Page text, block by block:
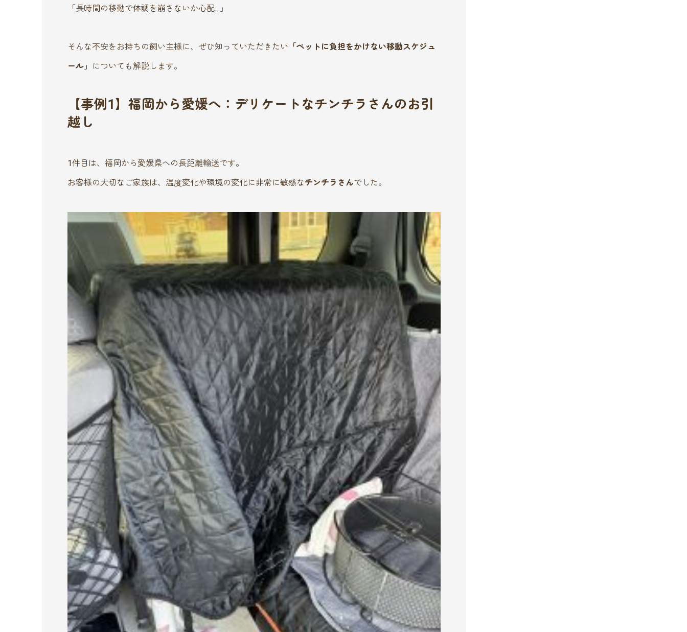
「長時間の移動で体調を崩さないか心配…」
そんな不安をお持ちの飼い主様に、ぜひ知っていただきたい 「ペットに負担をかけない移動スケジュ
ール」
についても解説します。
【事例1】福岡から愛媛へ：デリケートなチンチラさんのお引
越し
1件目は、福岡から愛媛県への長距離輸送です。
お客様の大切なご家族は、温度変化や環境の変化に非常に敏感なチンチラさんでした。